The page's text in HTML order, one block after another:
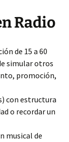
Radio
de 15 a 60
simular otros
promoción,
con estructura
o recordar un
musical de